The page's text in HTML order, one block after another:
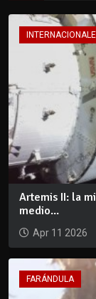
Artemis II: la
medio...
Apr 11 2026
FARÁNDULA